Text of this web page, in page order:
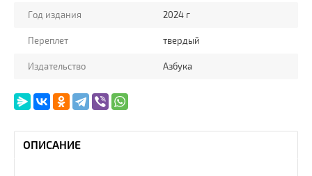
Год издания 2024 г
Переплет твердый
Издательство Азбука
ОПИСАНИЕ